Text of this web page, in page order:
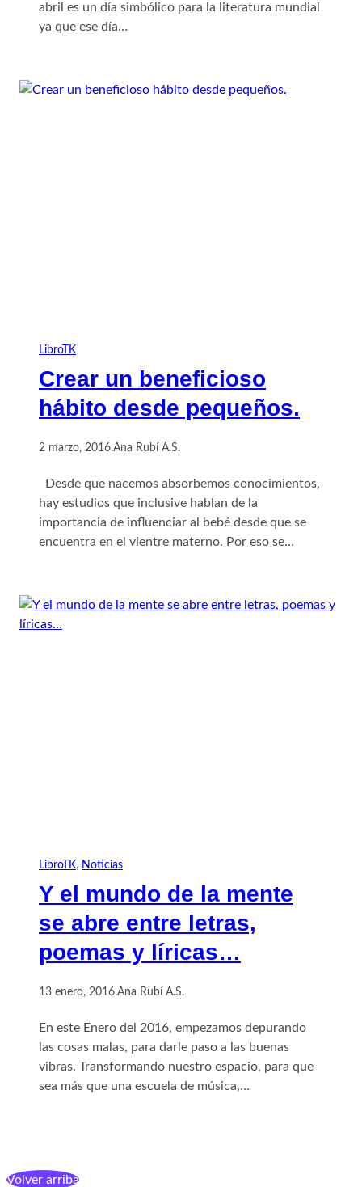
abril es un día simbólico para la literatura mundial
ya que ese día…
LibroTK
Crear un beneficioso
hábito desde pequeños.
2 marzo, 2016.Ana Rubí A.S.
Desde que nacemos absorbemos conocimientos,
hay estudios que inclusive hablan de la
importancia de influenciar al bebé desde que se
encuentra en el vientre materno. Por eso se…
LibroTK, Noticias
Y el mundo de la mente
se abre entre letras,
poemas y líricas…
13 enero, 2016.Ana Rubí A.S.
En este Enero del 2016, empezamos depurando
las cosas malas, para darle paso a las buenas
vibras. Transformando nuestro espacio, para que
sea más que una escuela de música,…
Volver arriba